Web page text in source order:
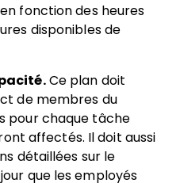
fonction des heures
disponibles de
Ce plan doit
de membres du
pour chaque tâche
affectés. Il doit aussi
détaillées sur le
que les employés